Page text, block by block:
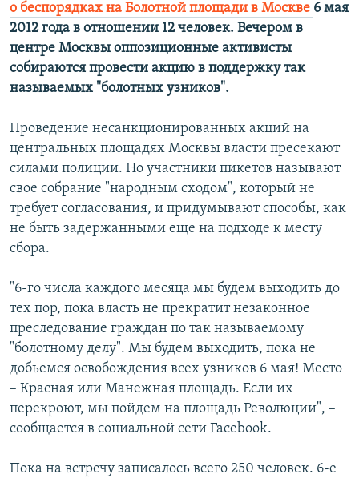
о беспорядках на Болотной площади в Москве 6 мая
2012 года в отношении 12 человек. Вечером в
центре Москвы оппозиционные активисты
собираются провести акцию в поддержку так
называемых "болотных узников".
Проведение несанкционированных акций на
центральных площадях Москвы власти пресекают
силами полиции. Но участники пикетов называют
свое собрание "народным сходом", который не
требует согласования, и придумывают способы, как
не быть задержанными еще на подходе к месту
сбора.
"6-го числа каждого месяца мы будем выходить до
тех пор, пока власть не прекратит незаконное
преследование граждан по так называемому
"болотному делу". Мы будем выходить, пока не
добьемся освобождения всех узников 6 мая! Место
– Красная или Манежная площадь. Если их
перекроют, мы пойдем на площадь Революции", –
сообщается в социальной сети Facebook.
Пока на встречу записалось всего 250 человек. 6-е